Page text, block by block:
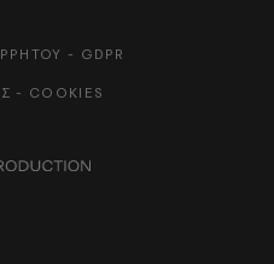
- GDPR
- COOKIES